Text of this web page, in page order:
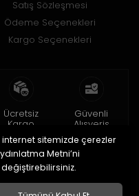
Satış Sözleşmesi
Ödeme Seçenekleri
Kargo Seçenekleri
Ücretsiz
Kargo
TL ve üzeri
Güvenli
Alışveriş
256bit SSL ile
sitemizde çerezler
Metni’ni